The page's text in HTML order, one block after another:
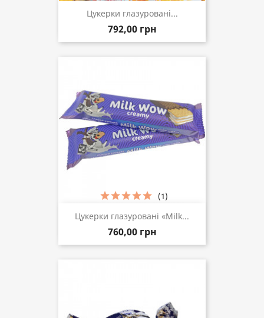
Цукерки глазуровані...
792,00 грн
Цукерки глазуровані «Milk...
760,00 грн
(1)